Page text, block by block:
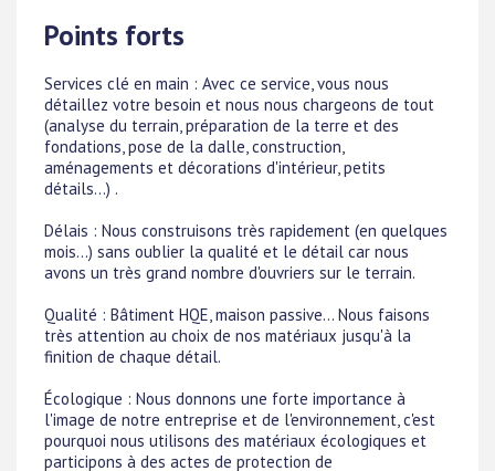
Points forts
Services clé en main : Avec ce service, vous nous
détaillez votre besoin et nous nous chargeons de tout
(analyse du terrain, préparation de la terre et des
fondations, pose de la dalle, construction,
aménagements et décorations d'intérieur, petits
détails...) .
Délais : Nous construisons très rapidement (en quelques
mois...) sans oublier la qualité et le détail car nous
avons un très grand nombre d'ouvriers sur le terrain.
Qualité : Bâtiment HQE, maison passive... Nous faisons
très attention au choix de nos matériaux jusqu'à la
finition de chaque détail.
Écologique : Nous donnons une forte importance à
l'image de notre entreprise et de l'environnement, c'est
pourquoi nous utilisons des matériaux écologiques et
participons à des actes de protection de